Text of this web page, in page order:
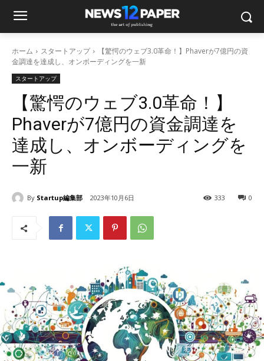
ホーム スタートアップ
【驚愕のウェブ3.0革命！】Phaverが7億円の資
金調達を達成し、オンボーディングを一新
スタートアップ
【驚愕のウェブ3.0革命！】
Phaverが7億円の資金調達を
達成し、オンボーディングを
一新
By Startup編集部 2023年10月6日 0
333